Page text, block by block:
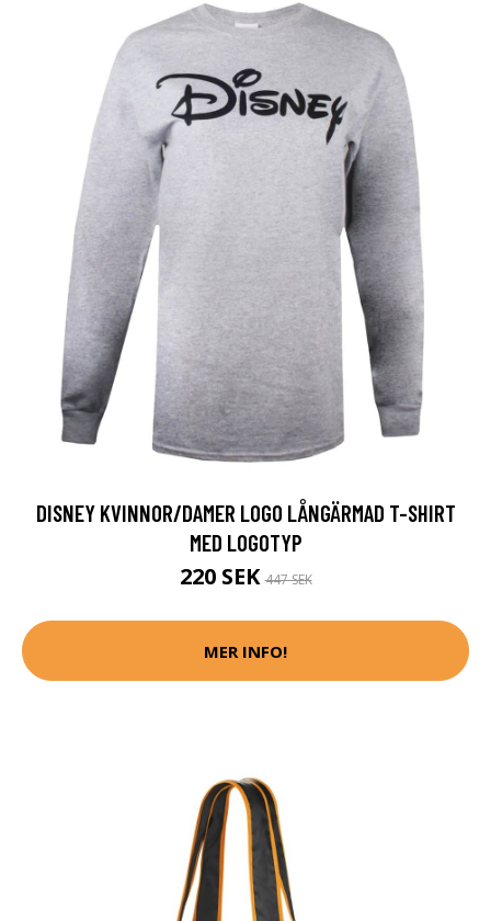
DISNEY KVINNOR/DAMER LOGO LÅNGÄRMAD T-SHIRT
MED LOGOTYP
220 SEK447 SEK
MER INFO!